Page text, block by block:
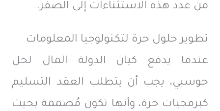
من عدد هذه الاستثناءات إلى الصفر.
تطوير حلول حرة لتكنولوجيا المعلومات
عندما يدفع كيان الدولة المال لحل
حوسبي، يجب أن يتطلب العقد التسليم
كبرمجيات حرة، وأنها تكون مُصممة بحيث